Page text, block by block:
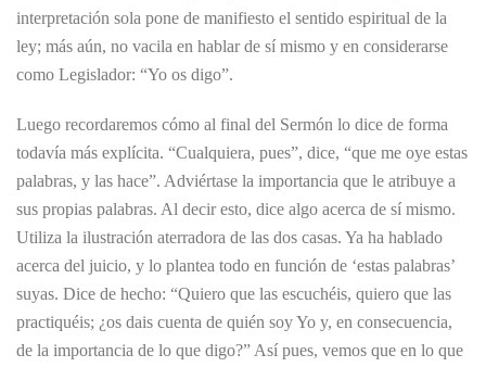
interpretación sola pone de manifiesto el sentido espiritual de la
ley; más aún, no vacila en hablar de sí mismo y en considerarse
como Legislador: “Yo os digo”.
Luego recordaremos cómo al final del Sermón lo dice de forma
todavía más explícita. “Cualquiera, pues”, dice, “que me oye estas
palabras, y las hace”. Adviértase la importancia que le atribuye a
sus propias palabras. Al decir esto, dice algo acerca de sí mismo.
Utiliza la ilustración aterradora de las dos casas. Ya ha hablado
acerca del juicio, y lo plantea todo en función de ‘estas palabras’
suyas. Dice de hecho: “Quiero que las escuchéis, quiero que las
practiquéis; ¿os dais cuenta de quién soy Yo y, en consecuencia,
de la importancia de lo que digo?” Así pues, vemos que en lo que